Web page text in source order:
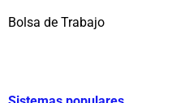
Bolsa de Trabajo